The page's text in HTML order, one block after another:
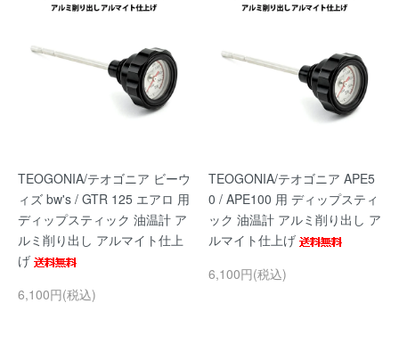
TEOGONIA/テオゴニア ビーウ
ィズ bw's / GTR 125 エアロ 用
ディップスティック 油温計 ア
ルミ削り出し アルマイト仕上
げ
6,100円(税込)
TEOGONIA/テオゴニア APE5
0 / APE100 用 ディップスティ
ック 油温計 アルミ削り出し ア
ルマイト仕上げ
6,100円(税込)